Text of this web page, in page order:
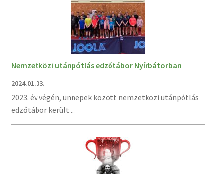
Nemzetközi utánpótlás edzőtábor Nyírbátorban
2024.01.03.
2023. év végén, ünnepek között nemzetközi utánpótlás
edzőtábor került ...